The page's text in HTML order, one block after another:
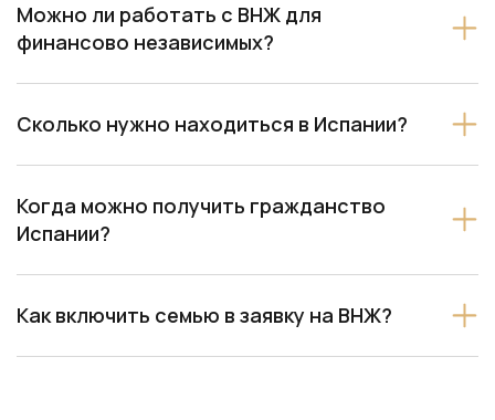
Можно ли работать с ВНЖ для
финансово независимых?
Сколько нужно находиться в Испании?
Когда можно получить гражданство
Испании?
Как включить семью в заявку на ВНЖ?